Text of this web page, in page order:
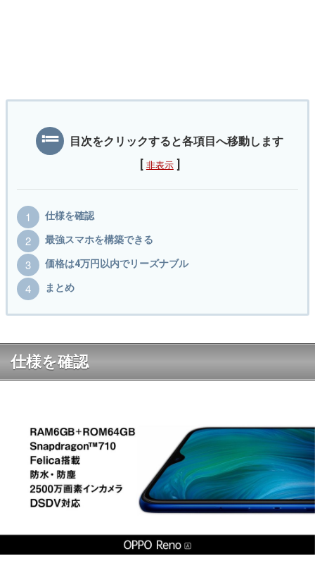
目次をクリックすると各項目へ移動します
非表示
仕様を確認
最強スマホを構築できる
価格は4万円以内でリーズナブル
まとめ
仕様を確認